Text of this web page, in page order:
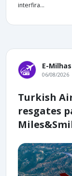
interfira...
E-Milhas
06/08/2026
Turkish
resgates